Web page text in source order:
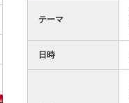
テーマ
日時